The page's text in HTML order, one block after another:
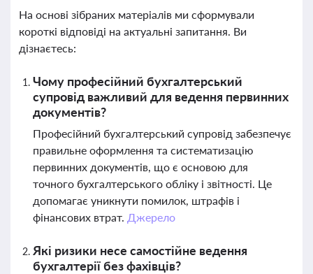
На основі зібраних матеріалів ми сформували
короткі відповіді на актуальні запитання. Ви
дізнаєтесь:
Чому професійний бухгалтерський
супровід важливий для ведення первинних
документів?
Професійний бухгалтерський супровід забезпечує
правильне оформлення та систематизацію
первинних документів, що є основою для
точного бухгалтерського обліку і звітності. Це
допомагає уникнути помилок, штрафів і
фінансових втрат. Джерело
Які ризики несе самостійне ведення
бухгалтерії без фахівців?